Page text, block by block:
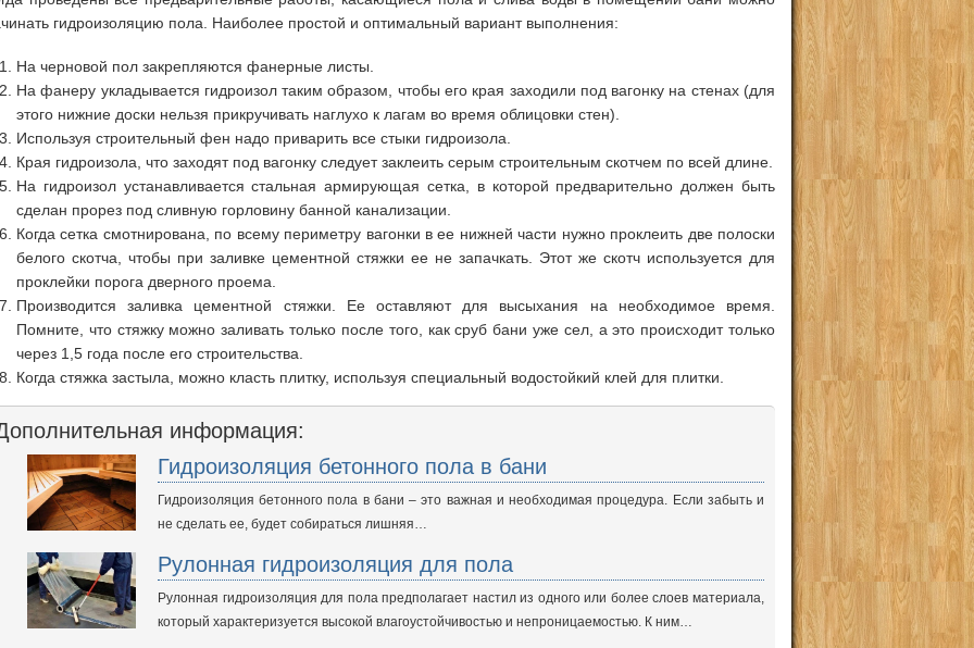
гидроизоляцию пола. Наиболее простой и оптимальный вариант выполнения:
На черновой пол закрепляются фанерные листы.
На фанеру укладывается гидроизол таким образом, чтобы его края заходили под вагонку на стенах (для
этого нижние доски нельзя прикручивать наглухо к лагам во время облицовки стен).
Используя строительный фен надо приварить все стыки гидроизола.
Края гидроизола, что заходят под вагонку следует заклеить серым строительным скотчем по всей длине.
На гидроизол устанавливается стальная армирующая сетка, в которой предварительно должен быть
сделан прорез под сливную горловину банной канализации.
Когда сетка смотнирована, по всему периметру вагонки в ее нижней части нужно проклеить две полоски
белого скотча, чтобы при заливке цементной стяжки ее не запачкать. Этот же скотч используется для
проклейки порога дверного проема.
Производится заливка цементной стяжки. Ее оставляют для высыхания на необходимое время.
Помните, что стяжку можно заливать только после того, как сруб бани уже сел, а это происходит только
через 1,5 года после его строительства.
Когда стяжка застыла, можно класть плитку, используя специальный водостойкий клей для плитки.
информация:
Гидроизоляция бетонного пола в бани
Гидроизоляция бетонного пола в бани – это важная и необходимая процедура. Если забыть и
не сделать ее, будет собираться лишняя…
Рулонная гидроизоляция для пола
Рулонная гидроизоляция для пола предполагает настил из одного или более слоев материала,
который характеризуется высокой влагоустойчивостью и непроницаемостью. К ним…